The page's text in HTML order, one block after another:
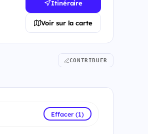
Itinéraire
Voir sur la carte
CONTRIBUER
Effacer (1)